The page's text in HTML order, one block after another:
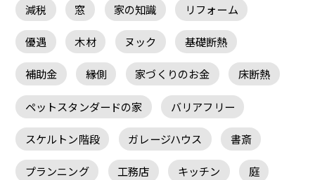
減税 窓 家の知識 リフォーム
優遇 木材 ヌック 基礎断熱
補助金 縁側 家づくりのお金 床断熱
ペットスタンダードの家 バリアフリー
スケルトン階段 ガレージハウス 書斎
プランニング 工務店 キッチン 庭